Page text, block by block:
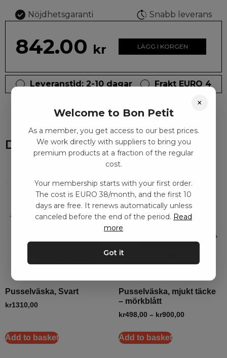
Nöjdhetsgaranti Snabb leverans
842.00 kr LÄGG I KORGEN
Leveranstid: 2-10 dagar Frakt EURO 4
Du kanske också gillar
Pusselväska, Svart
kr1310,00
Add to basket
Pusselväska, mjukt täcke
– mörkblått
kr498,00 – kr900,00
Add to basket
×
Welcome to Bon Petit
As a member, you get access to our best prices.
We work directly with suppliers to bring you
premium products at a fraction of the regular
cost.
Your membership starts with your first order.
The cost is EURO 38/month, and the first 10
days are free. It renews automatically unless
canceled before the end of the period. Read
more
Got it